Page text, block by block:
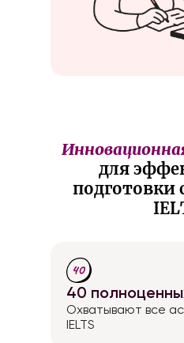
для
подготовки
40
Охватывают все
IELTS